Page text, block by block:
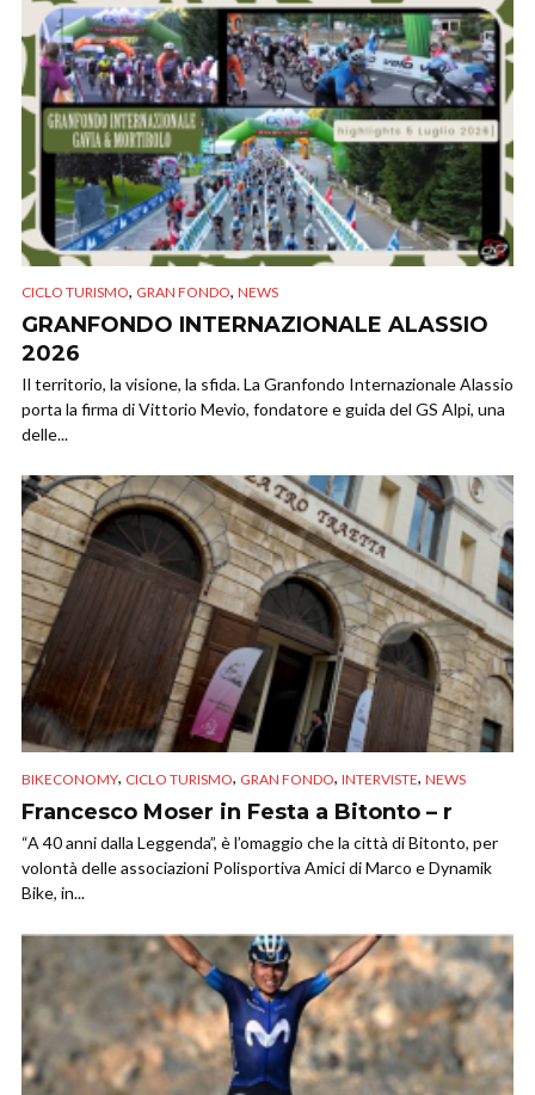
CICLO TURISMO, GRAN FONDO, NEWS
GRANFONDO INTERNAZIONALE ALASSIO
2026
Il territorio, la visione, la sfida. La Granfondo Internazionale Alassio
porta la firma di Vittorio Mevio, fondatore e guida del GS Alpi, una
delle...
BIKECONOMY, CICLO TURISMO, GRAN FONDO, INTERVISTE, NEWS
Francesco Moser in Festa a Bitonto – r
“A 40 anni dalla Leggenda”, è l’omaggio che la città di Bitonto, per
volontà delle associazioni Polisportiva Amici di Marco e Dynamik
Bike, in...